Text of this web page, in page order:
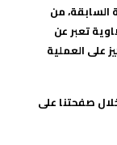
السابقة، من
تعبر عن
على العملية
صفحتنا على